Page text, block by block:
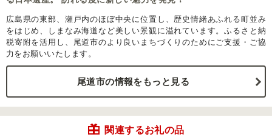
広島県の東部、瀬戸内のほぼ中央に位置し、歴史情緒あふれる町並み
をはじめ、しまなみ海道など美しい景観に溢れています。ふるさと納
税寄附を活用し、尾道市のより良いまちづくりのためにご支援・ご協
力をお願いいたします。
尾道市の情報をもっと見る
関連するお礼の品